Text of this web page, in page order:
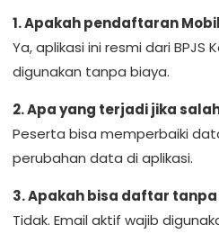
1. Apakah pendaftaran
Ya, aplikasi ini resmi dari BPJS
digunakan tanpa biaya.
2. Apa yang terjadi jika
Peserta bisa memperbaiki
perubahan data di aplikasi.
3. Apakah bisa daftar
Tidak. Email aktif wajib